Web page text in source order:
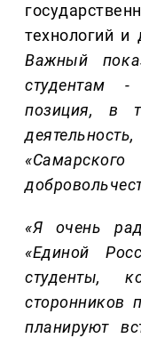
технологий и
Важный
студентам -
позиция, в
«Я очень
«Единой
студенты,
сторонников
планируют